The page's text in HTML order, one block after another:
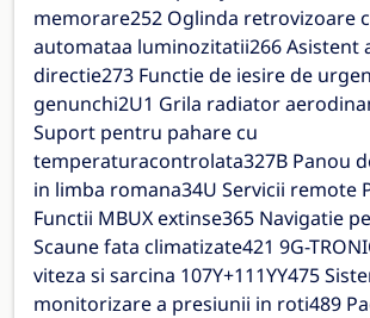
memorare252 Oglinda retrovizoare
automataa luminozitatii266 Asistent
directie273 Functie de iesire de
genunchi2U1 Grila radiator
Suport pentru pahare cu
temperaturacontrolata327B Panou
in limba romana34U Servicii remote
Functii MBUX extinse365 Navigatie
Scaune fata climatizate421 9G-
viteza si sarcina 107Y+111YY475
monitorizare a presiunii in roti489